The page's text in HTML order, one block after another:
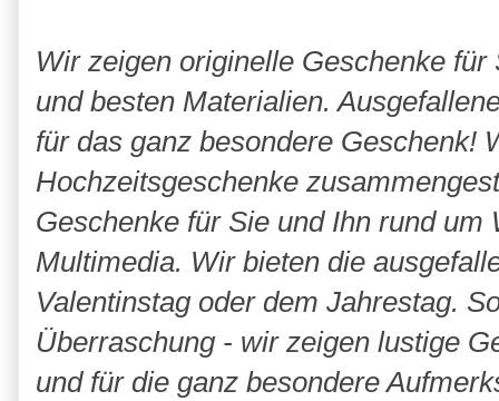
Wir zeigen originelle Geschenke
und besten Materialien.
für das ganz besondere Geschenk!
Hochzeitsgeschenke
Geschenke für Sie und Ihn rund
Multimedia. Wir bieten die
Valentinstag oder dem Jahrestag.
Überraschung - wir zeigen lustige
und für die ganz besondere